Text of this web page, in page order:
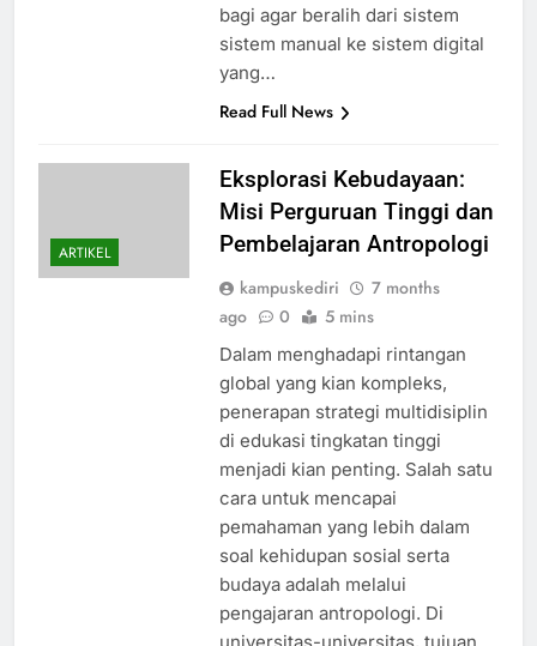
bagi agar beralih dari sistem
sistem manual ke sistem digital
yang…
Read Full News
ARTIKEL
Eksplorasi Kebudayaan:
Misi Perguruan Tinggi dan
Pembelajaran Antropologi
kampuskediri
7 months
ago
0 5 mins
Dalam menghadapi rintangan
global yang kian kompleks,
penerapan strategi multidisiplin
di edukasi tingkatan tinggi
menjadi kian penting. Salah satu
cara untuk mencapai
pemahaman yang lebih dalam
soal kehidupan sosial serta
budaya adalah melalui
pengajaran antropologi. Di